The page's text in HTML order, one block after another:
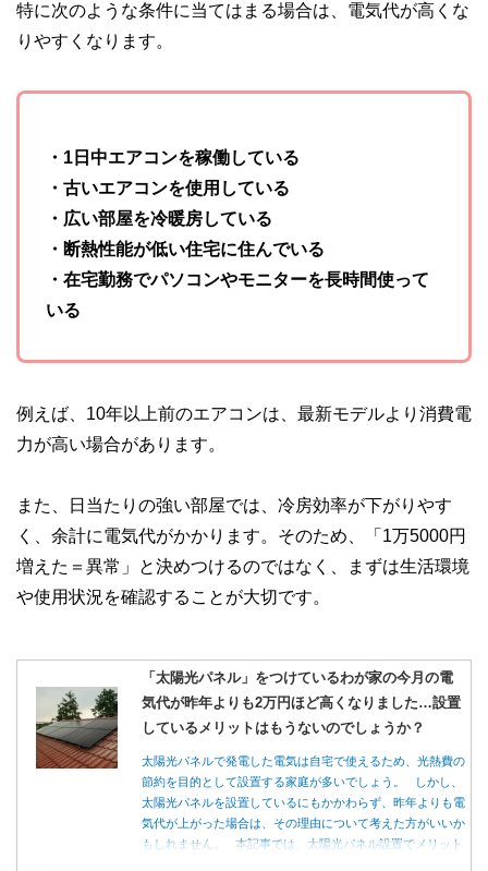
特に次のような条件に当てはまる場合は、電気代が高くな
りやすくなります。
・1日中エアコンを稼働している
・古いエアコンを使用している
・広い部屋を冷暖房している
・断熱性能が低い住宅に住んでいる
・在宅勤務でパソコンやモニターを長時間使って
いる
例えば、10年以上前のエアコンは、最新モデルより消費電
力が高い場合があります。
また、日当たりの強い部屋では、冷房効率が下がりやす
く、余計に電気代がかかります。そのため、「1万5000円
増えた＝異常」と決めつけるのではなく、まずは生活環境
や使用状況を確認することが大切です。
「太陽光パネル」をつけているわが家の今月の電
気代が昨年よりも2万円ほど高くなりました…設置
しているメリットはもうないのでしょうか？
太陽光パネルで発電した電気は自宅で使えるため、光熱費の
節約を目的として設置する家庭が多いでしょう。 しかし、
太陽光パネルを設置しているにもかかわらず、昨年よりも電
気代が上がった場合は、その理由について考えた方がいいか
もしれません。 本記事では、太陽光パネル設置でメリット